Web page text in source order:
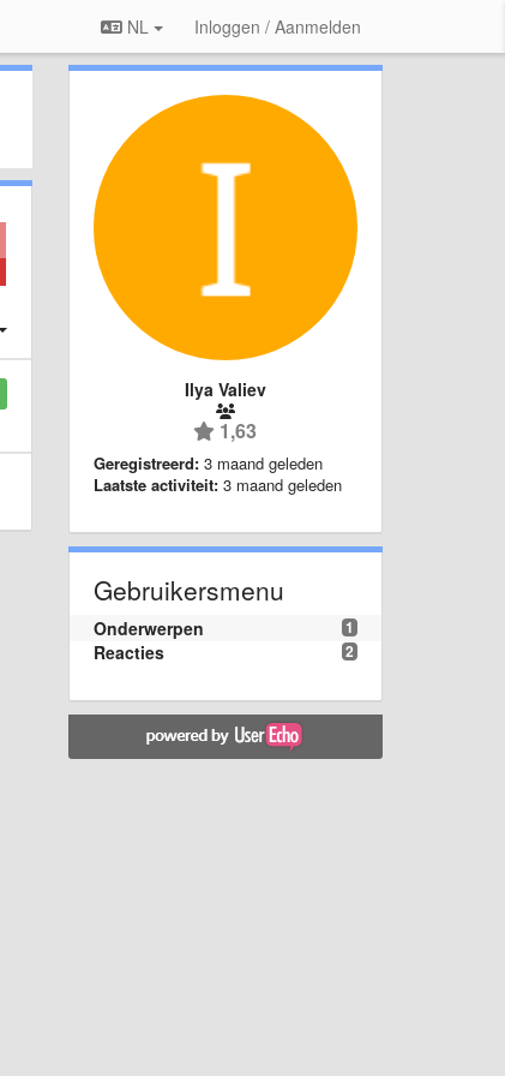
NL Inloggen / Aanmelden
Ilya Valiev
1,63
Geregistreerd: 3 maand geleden
Laatste activiteit: 3 maand geleden
Gebruikersmenu
1
Onderwerpen
2
Reacties